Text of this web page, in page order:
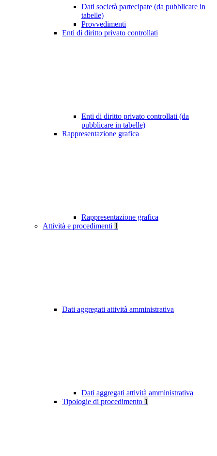
Dati società partecipate (da pubblicare in
tabelle)
Provvedimenti
Enti di diritto privato controllati
Enti di diritto privato controllati (da
pubblicare in tabelle)
Rappresentazione grafica
Rappresentazione grafica
Attività e procedimenti 1
Dati aggregati attività amministrativa
Dati aggregati attività amministrativa
Tipologie di procedimento 1